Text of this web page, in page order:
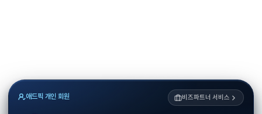
애드픽 개인 회원 비즈파트너 서비스